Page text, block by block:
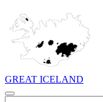
GREAT ICELAND